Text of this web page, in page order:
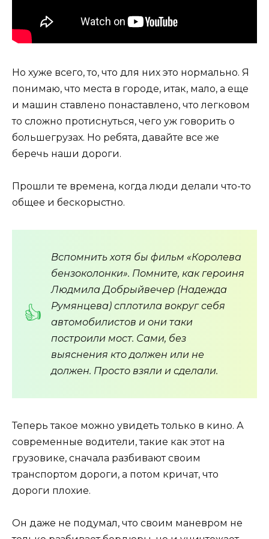
Но хуже всего, то, что для них это нормально. Я
понимаю, что места в городе, итак, мало, а еще
и машин ставлено понаставлено, что легковом
то сложно протиснуться, чего уж говорить о
большегрузах. Но ребята, давайте все же
беречь наши дороги.
Прошли те времена, когда люди делали что-то
общее и бескорыстно.
Вспомнить хотя бы фильм «Королева
бензоколонки». Помните, как героиня
Людмила Добрыйвечер (Надежда
Румянцева) сплотила вокруг себя
автомобилистов и они таки
построили мост. Сами, без
выяснения кто должен или не
должен. Просто взяли и сделали.
Теперь такое можно увидеть только в кино. А
современные водители, такие как этот на
грузовике, сначала разбивают своим
транспортом дороги, а потом кричат, что
дороги плохие.
Он даже не подумал, что своим маневром не